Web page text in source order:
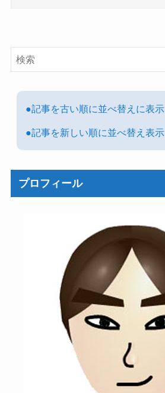
●記事を古い順に並べ替えに表示
●記事を新しい順に並べ替え表示
プロフィール